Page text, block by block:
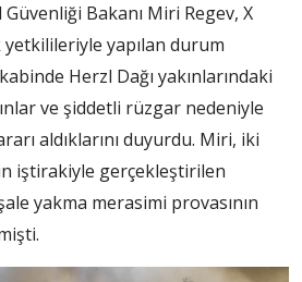
Bakanı Miri Regev, X
yapılan durum
Herzl Dağı yakınlarındaki
ve şiddetli rüzgar nedeniyle
aldıklarını duyurdu. Miri, iki
iştirakiyle gerçekleştirilen
yakma merasimi provasının